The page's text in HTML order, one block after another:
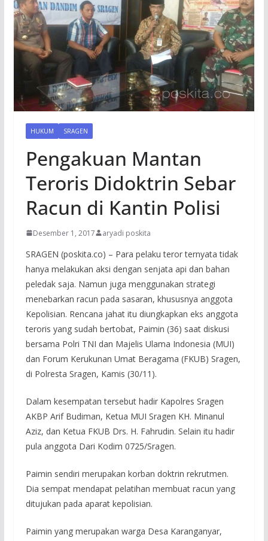
HUKUM SRAGEN
Pengakuan Mantan
Teroris Didoktrin Sebar
Racun di Kantin Polisi
Desember 1, 2017 aryadi poskita
SRAGEN (poskita.co) – Para pelaku teror ternyata tidak
hanya melakukan aksi dengan senjata api dan bahan
peledak saja. Namun juga menggunakan strategi
menebarkan racun pada sasaran, khususnya anggota
Kepolisian. Rencana jahat itu diungkapkan eks anggota
teroris yang sudah bertobat, Paimin (36) saat diskusi
bersama Polri TNI dan Majelis Ulama Indonesia (MUI)
dan Forum Kerukunan Umat Beragama (FKUB) Sragen,
di Polresta Sragen, Kamis (30/11).
Dalam kesempatan tersebut hadir Kapolres Sragen
AKBP Arif Budiman, Ketua MUI Sragen KH. Minanul
Aziz, dan Ketua FKUB Drs. H. Fahrudin. Selain itu hadir
pula anggota Dari Kodim 0725/Sragen.
Paimin sendiri merupakan korban doktrin rekrutmen.
Dia sempat mendapat pelatihan membuat racun yang
ditujukan pada aparat kepolisian.
Paimin yang merupakan warga Desa Karanganyar,